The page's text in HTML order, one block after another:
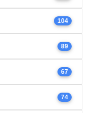
104
89
67
74